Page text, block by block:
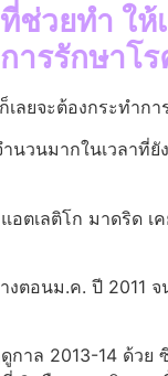
วยทำ ให้
รรักษาโร
ลยจะต้องกระทำก
วนมากในเวลาที่
เลติโก มาดริด
งตอนม.ค. ปี 2011
าล 2013-14 ด้วย